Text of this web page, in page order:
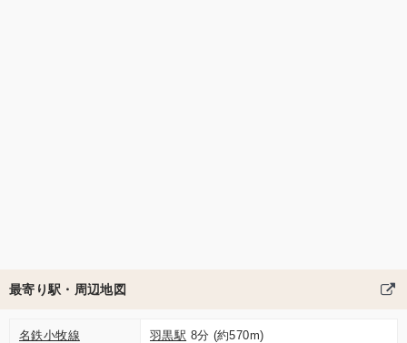
最寄り駅・周辺地図
名鉄小牧線 羽黒駅 8分 (約570m)